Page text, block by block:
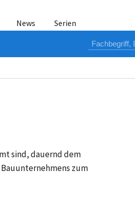
News Serien
sind, dauernd dem
zum